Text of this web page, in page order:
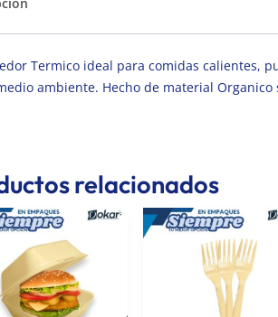
Termico ideal para comidas calientes,
ambiente. Hecho de material
relacionados